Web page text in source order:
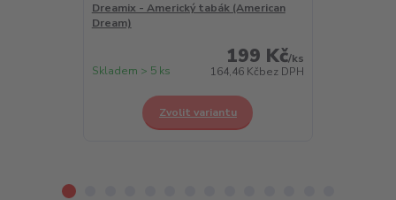
Dreamix - Americký tabák (American
Dream)
199 Kč/ks
164,46 Kčbez DPH
Skladem > 5 ks
Zvolit variantu